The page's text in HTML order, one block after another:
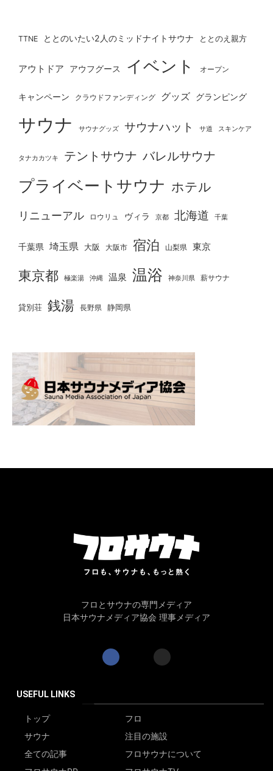
TTNE ととのいたい2人のミッドナイトサウナ ととのえ親方
アウトドア アウフグース イベント オープン
キャンペーン クラウドファンディング グッズ グランピング
サウナ サウナグッズ サウナハット サ道 スキンケア
タナカカツキ テントサウナ バレルサウナ
プライベートサウナ ホテル
リニューアル ロウリュ ヴィラ 京都 北海道 千葉
千葉県 埼玉県 大阪 大阪市 宿泊 山梨県 東京
東京都 極楽湯 沖縄 温泉 温浴 神奈川県 薪サウナ
貸別荘 銭湯 長野県 静岡県
フロとサウナの専門メディア
日本サウナメディア協会 理事メディア
USEFUL LINKS
トップ
フロ
サウナ
注目の施設
全ての記事
フロサウナについて